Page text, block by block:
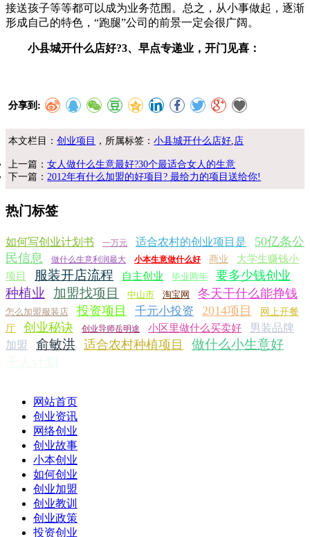
接送孩子等等都可以成为业务范围。总之，从小事做起，逐渐
形成自己的特色，“跑腿”公司的前景一定会很广阔。
小县城开什么店好?3、早点专递业，开门见喜：
分享到:
本文栏目：创业项目 ，所属标签：小县城开什么店好 店
上一篇：女人做什么生意最好?30个最适合女人的生意
下一篇： 2012年有什么加盟的好项目? 最给力的项目送给你!
热门标签
如何写创业计划书 一万元 适合农村的创业项目是
50亿条公
民信息
做什么生意利润最大 小本生意做什么好 商业
大学生赚钱小
项目
服装开店流程 自主创业 毕业两年 要多少钱创业
种植业 加盟找项目 中山市 淘宝网 冬天干什么能挣钱
怎么加盟服装店 投资项目 千元小投资 2014项目
网上开餐
厅
创业秘诀 创业导师岳明途 小区里做什么买卖好
男装品牌
加盟
俞敏洪 适合农村种植项目
做什么小生意好
网站首页
创业资讯
网络创业
创业故事
小本创业
如何创业
创业加盟
创业教训
创业政策
投资创业